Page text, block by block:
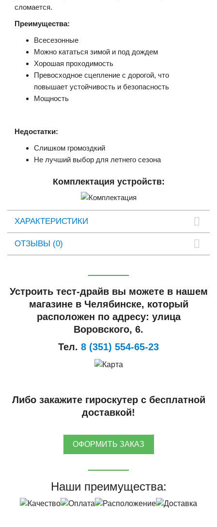
сломается.
Преимущества:
Всесезонные
Можно кататься зимой и под дождем
Хорошая проходимость
Превосходное сцепление с дорогой, что
повышает устойчивость и безопасность
Мощность
Недостатки:
Слишком громоздкий
Не лучший выбор для летнего сезона
Комплектация устройств:
ХАРАКТЕРИСТИКИ
ОТЗЫВЫ (0)
Устроить тест-драйв вы можете в нашем
магазине в Челябинске, который
расположен по адресу: улица
Воровского, 6.
Тел. 8 (351) 554-65-23
Либо закажите гироскутер с бесплатной
доставкой!
ОФОРМИТЬ ЗАКАЗ
Наши преимущества: